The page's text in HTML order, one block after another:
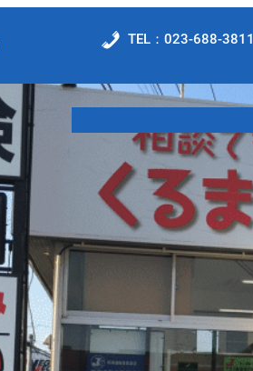
TEL：023-688-3811